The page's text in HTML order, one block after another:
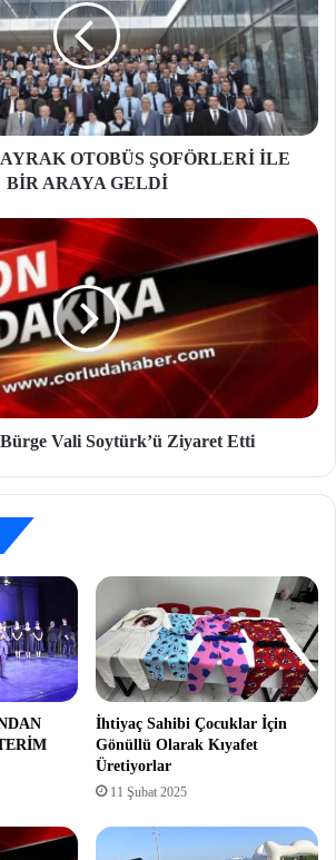
OTOBÜS ŞOFÖRLERİ İLE
BİR ARAYA GELDİ
Vali Soytürk’ü Ziyaret Etti
İhtiyaç Sahibi Çocuklar İçin
Gönüllü Olarak Kıyafet
Üretiyorlar
11 Şubat 2025